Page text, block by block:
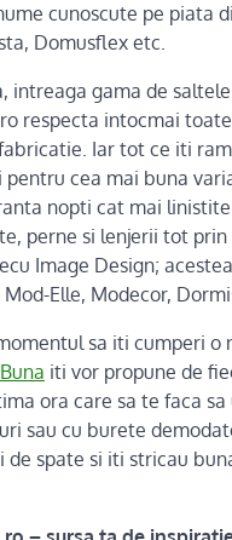
cunoscute pe piata
Domusflex etc.
intreaga gama de
respecta intocmai
Iar tot ce iti
pentru cea mai buna
nopti cat mai
perne si lenjerii tot
Image Design;
Elle, Modecor,
sa iti cumperi o
iti vor propune de
ora care sa te faca
sau cu burete
de spate si iti stricau